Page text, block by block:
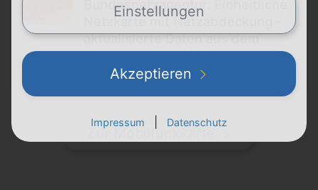
Bundesnetzagentur: Einheitliche
Netzkarte mit Netzabdeckung –
aktualisierte Daten aus dem
Dezember 2025 (5G-
Abdeckung: 95,29%)
Zur Mobilfunkkarte
Einstellungen
Akzeptieren
Impressum Datenschutz